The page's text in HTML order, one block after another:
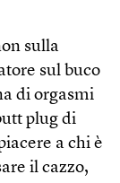
sulla
sul buco
di orgasmi
plug di
a chi è
il cazzo,